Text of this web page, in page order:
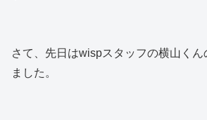
さて、先日はwispスタッフの横山くん
ました。